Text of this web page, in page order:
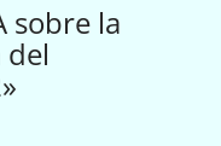
sobre la
del